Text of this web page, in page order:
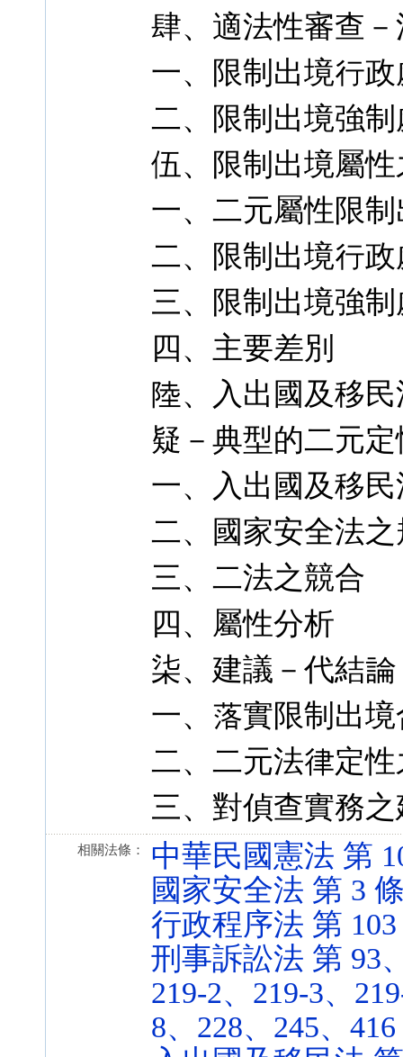
肆、適法性審查
一、限制出境行
二、限制出境強
伍、限制出境屬
一、二元屬性限
二、限制出境行
三、限制出境強
四、主要差別
陸、入出國及移
疑－典型的二元
一、入出國及移
二、國家安全法
三、二法之競合
四、屬性分析
柒、建議－代結論
一、落實限制出
二、二元法律定
三、對偵查實務
相關法條：
中華民國憲法 第
國家安全法 第 3
行政程序法 第
刑事訴訟法 第 93
219-2、219-3、
8、228、245、